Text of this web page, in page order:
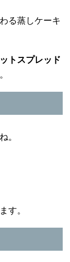
る蒸しケーキ
トスプレッド
。
す。